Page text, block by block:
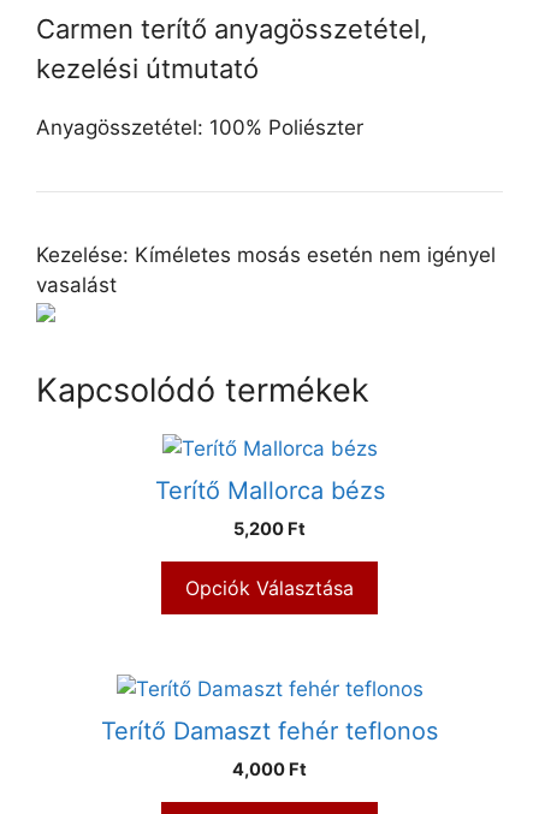
Carmen terítő anyagösszetétel,
kezelési útmutató
Anyagösszetétel: 100% Poliészter
Kezelése: Kíméletes mosás esetén nem igényel
vasalást
Kapcsolódó termékek
Terítő Mallorca bézs
5,200 Ft
Opciók Választása
Terítő Damaszt fehér teflonos
4,000 Ft